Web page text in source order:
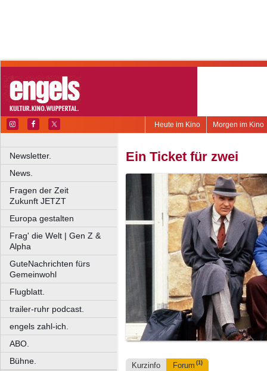
Morgen im Kino
Heute im Kino
Newsletter.
News.
Fragen der Zeit
Zukunft JETZT
Europa gestalten
Frag' die Welt | Gen Z &
Alpha
GuteNachrichten fürs
Gemeinwohl
Flugblatt.
trailer-ruhr podcast.
engels zahl-ich.
ABO.
Bühne.
Ein Ticket für zwei
Kurzinfo Forum (1)